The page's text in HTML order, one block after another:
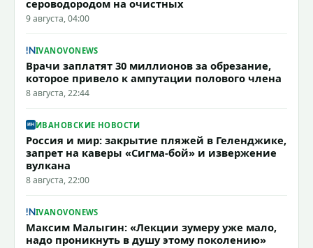
сероводородом на очистных
9 августа, 04:00
IVANOVONEWS
Врачи заплатят 30 миллионов за обрезание,
которое привело к ампутации полового члена
8 августа, 22:44
ИВАНОВСКИЕ НОВОСТИ
Россия и мир: закрытие пляжей в Геленджике,
запрет на каверы «Сигма-бой» и извержение
вулкана
8 августа, 22:00
IVANOVONEWS
Максим Малыгин: «Лекции зумеру уже мало,
надо проникнуть в душу этому поколению»